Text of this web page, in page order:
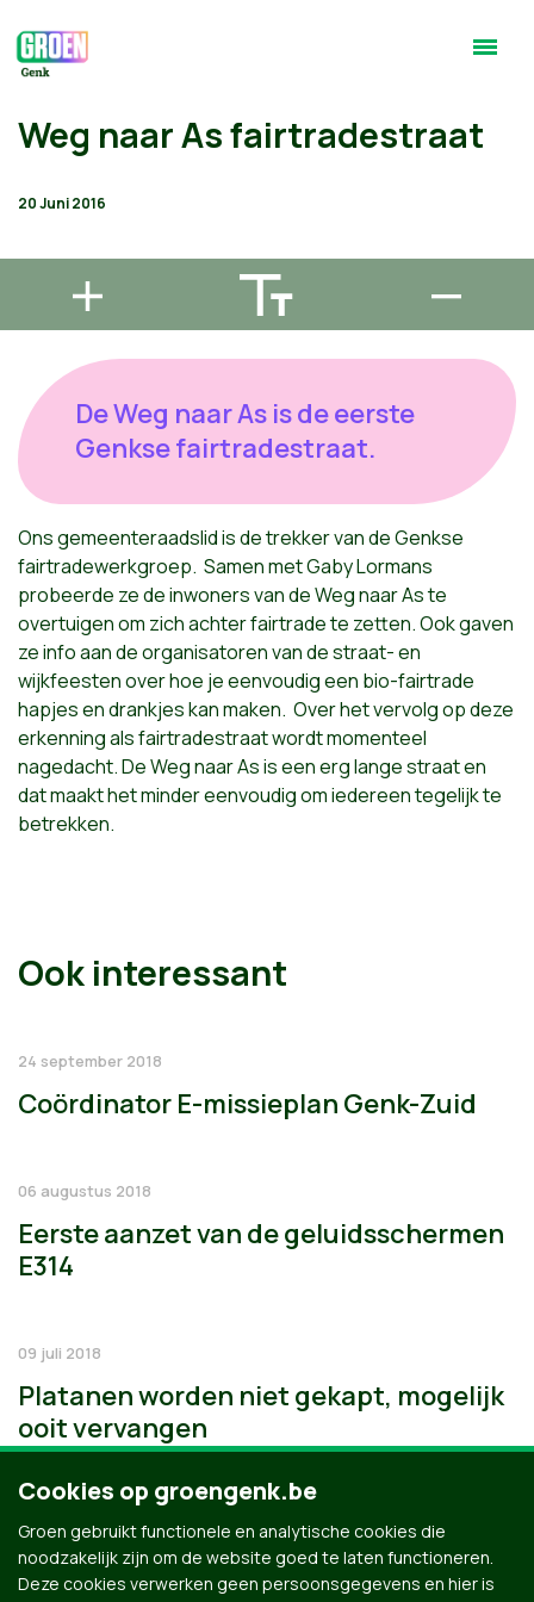
Weg naar As fairtradestraat
20 Juni 2016
De Weg naar As is de eerste
Genkse fairtradestraat.
Ons gemeenteraadslid is de trekker van de Genkse
fairtradewerkgroep. Samen met Gaby Lormans
probeerde ze de inwoners van de Weg naar As te
overtuigen om zich achter fairtrade te zetten. Ook gaven
ze info aan de organisatoren van de straat- en
wijkfeesten over hoe je eenvoudig een bio-fairtrade
hapjes en drankjes kan maken. Over het vervolg op deze
erkenning als fairtradestraat wordt momenteel
nagedacht. De Weg naar As is een erg lange straat en
dat maakt het minder eenvoudig om iedereen tegelijk te
betrekken.
Ook interessant
24 september 2018
Coördinator E-missieplan Genk-Zuid
06 augustus 2018
Eerste aanzet van de geluidsschermen
E314
09 juli 2018
Platanen worden niet gekapt, mogelijk
ooit vervangen
Cookies op groengenk.be
Groen gebruikt functionele en analytische cookies die
noodzakelijk zijn om de website goed te laten functioneren.
Deze cookies verwerken geen persoonsgegevens en hier is